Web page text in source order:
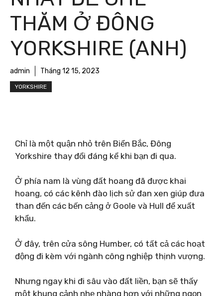
THĂM Ở ĐÔNG
YORKSHIRE (ANH)
admin Tháng 12 15, 2023
YORKSHIRE
Chỉ là một quận nhỏ trên Biển Bắc, Đông
Yorkshire thay đổi đáng kể khi bạn đi qua.
Ở phía nam là vùng đất hoang đã được khai
hoang, có các kênh đào lịch sử đan xen giúp đưa
than đến các bến cảng ở Goole và Hull để xuất
khẩu.
Ở đây, trên cửa sông Humber, có tất cả các hoạt
động đi kèm với ngành công nghiệp thịnh vượng.
Nhưng ngay khi đi sâu vào đất liền, bạn sẽ thấy
một khung cảnh nhẹ nhàng hơn với những ngọn